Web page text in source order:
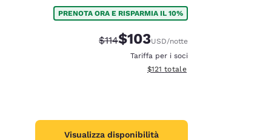
PRENOTA ORA E RISPARMIA IL 10%
Tariffa di barratura:
$114Tariffa scontata:
$103USD/notte
Tariffa per i soci
Visualizza i dettagli totali
$121 totale
Visualizza disponibilità